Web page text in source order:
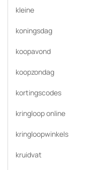
kleine
koningsdag
koopavond
koopzondag
kortingscodes
kringloop online
kringloopwinkels
kruidvat